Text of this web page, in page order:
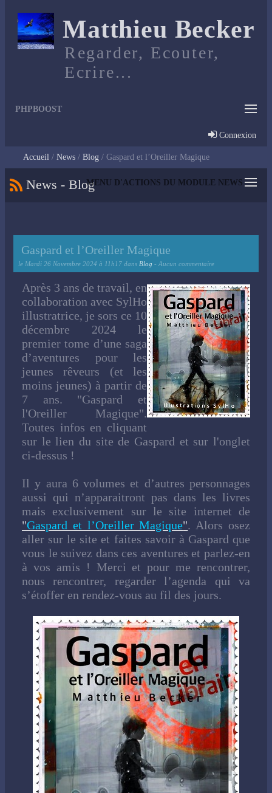
Matthieu Becker
Regarder, Ecouter,
Ecrire...
PHPBOOST
Connexion
Accueil News Blog Gaspard et l’Oreiller Magique
MENU D'ACTIONS DU MODULE NEWS
News - Blog
Gaspard et l’Oreiller Magique
le Mardi 26 Novembre 2024 à 11h17 dans Blog - Aucun commentaire
Après 3 ans de travail, en
collaboration avec SylHo
illustratrice, je sors ce 10
décembre 2024 le
premier tome d’une saga
d’aventures pour les
jeunes rêveurs (et les
moins jeunes) à partir de
7 ans. "Gaspard et
l'Oreiller Magique".
Toutes infos en cliquant
sur le lien du site de Gaspard et sur l'onglet
ci-dessus !
Il y aura 6 volumes et d’autres personnages
aussi qui n’apparaitront pas dans les livres
mais exclusivement sur le site internet de
"Gaspard et l’Oreiller Magique". Alors osez
aller sur le site et faites savoir à Gaspard que
vous le suivez dans ces aventures et parlez-en
à vos amis ! Merci et pour me rencontrer,
nous rencontrer, regarder l’agenda qui va
s’étoffer en rendez-vous au fil des jours.